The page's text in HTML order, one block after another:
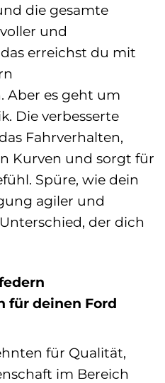
die gesamte
und
erreichst du mit
Aber es geht um
Die verbesserte
Fahrverhalten,
Kurven und sorgt für
Spüre, wie dein
agiler und
der dich
für deinen Ford
für Qualität,
im Bereich